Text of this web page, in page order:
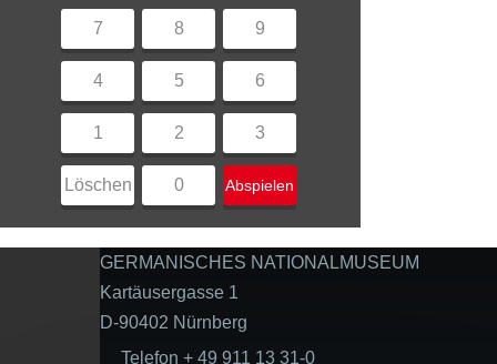
7 8 9
4 5 6
1 2 3
Löschen 0 Abspielen
GERMANISCHES NATIONALMUSEUM
Kartäusergasse 1
D-90402 Nürnberg
Telefon + 49 911 13 31-0